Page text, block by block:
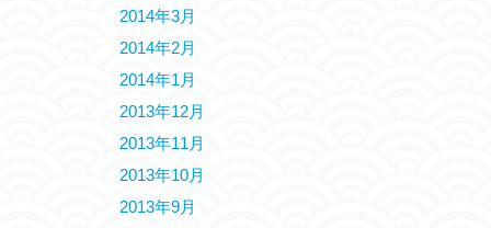
2014年3月
2014年2月
2014年1月
2013年12月
2013年11月
2013年10月
2013年9月